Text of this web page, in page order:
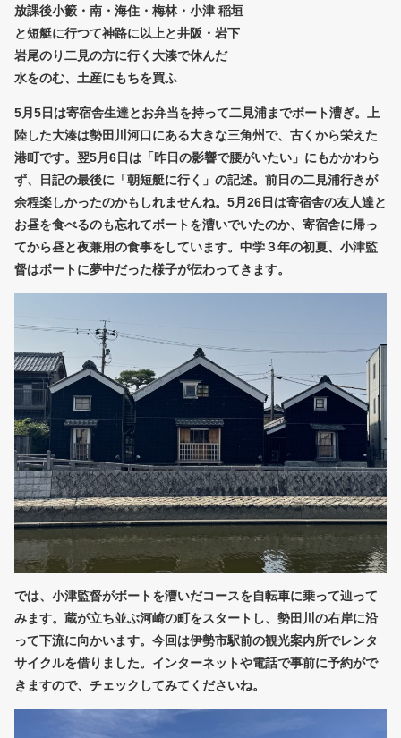
放課後小籔・南・海住・梅林・小津 稲垣
と短艇に行つて神路に以上と井阪・岩下
岩尾のり二見の方に行く大湊で休んだ
水をのむ、土産にもちを買ふ
5月5日は寄宿舎生達とお弁当を持って二見浦までボート漕ぎ。上
陸した大湊は勢田川河口にある大きな三角州で、古くから栄えた
港町です。翌5月6日は「昨日の影響で腰がいたい」にもかかわら
ず、日記の最後に「朝短艇に行く」の記述。前日の二見浦行きが
余程楽しかったのかもしれませんね。5月26日は寄宿舎の友人達と
お昼を食べるのも忘れてボートを漕いでいたのか、寄宿舎に帰っ
てから昼と夜兼用の食事をしています。中学３年の初夏、小津監
督はボートに夢中だった様子が伝わってきます。
では、小津監督がボートを漕いだコースを自転車に乗って辿って
みます。蔵が立ち並ぶ河崎の町をスタートし、勢田川の右岸に沿
って下流に向かいます。今回は伊勢市駅前の観光案内所でレンタ
サイクルを借りました。インターネットや電話で事前に予約がで
きますので、チェックしてみてくださいね。